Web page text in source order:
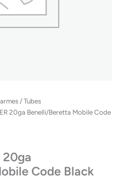
/Tubes
20ga Benelli/Beretta Mobile Code
20ga
Code Black